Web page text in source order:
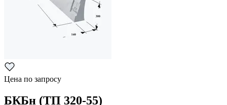
Цена по запросу
БКБн (ТП 320-55)